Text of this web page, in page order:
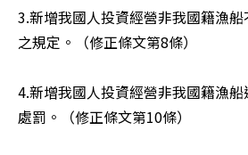
3.新增我國人投資經營非我國籍漁
之規定。（修正條文第8條）
4.新增我國人投資經營非我國籍漁
處罰。（修正條文第10條）